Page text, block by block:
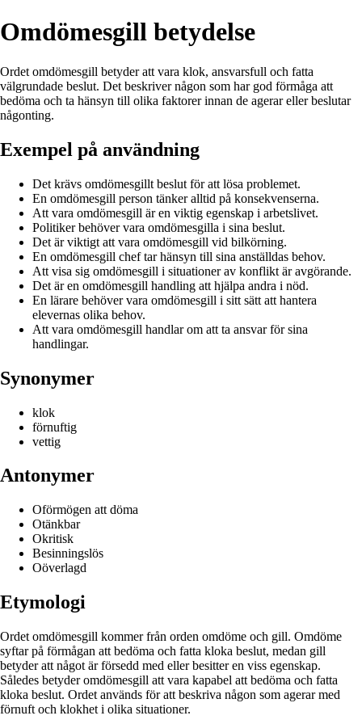
Omdömesgill betydelse
Ordet omdömesgill betyder att vara klok, ansvarsfull och fatta
välgrundade beslut. Det beskriver någon som har god förmåga att
bedöma och ta hänsyn till olika faktorer innan de agerar eller beslutar
någonting.
Exempel på användning
Det krävs omdömesgillt beslut för att lösa problemet.
En omdömesgill person tänker alltid på konsekvenserna.
Att vara omdömesgill är en viktig egenskap i arbetslivet.
Politiker behöver vara omdömesgilla i sina beslut.
Det är viktigt att vara omdömesgill vid bilkörning.
En omdömesgill chef tar hänsyn till sina anställdas behov.
Att visa sig omdömesgill i situationer av konflikt är avgörande.
Det är en omdömesgill handling att hjälpa andra i nöd.
En lärare behöver vara omdömesgill i sitt sätt att hantera
elevernas olika behov.
Att vara omdömesgill handlar om att ta ansvar för sina
handlingar.
Synonymer
klok
förnuftig
vettig
Antonymer
Oförmögen att döma
Otänkbar
Okritisk
Besinningslös
Oöverlagd
Etymologi
Ordet omdömesgill kommer från orden omdöme och gill. Omdöme
syftar på förmågan att bedöma och fatta kloka beslut, medan gill
betyder att något är försedd med eller besitter en viss egenskap.
Således betyder omdömesgill att vara kapabel att bedöma och fatta
kloka beslut. Ordet används för att beskriva någon som agerar med
förnuft och klokhet i olika situationer.